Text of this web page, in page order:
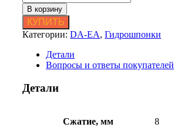
В корзину
КУПИТЬ
Категории:DА-ЕA,Гидрошпонки
Детали
Вопросы и ответы покупателей
Детали
Сжатие, мм 8